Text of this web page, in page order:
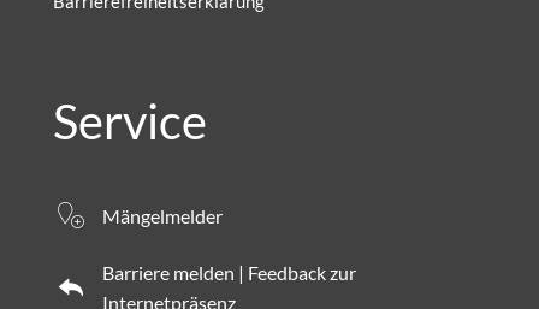
Service
Mängelmelder
Barriere melden | Feedback zur
Internetpräsenz